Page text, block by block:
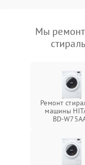
Мы
Ремонт
машины
BD-